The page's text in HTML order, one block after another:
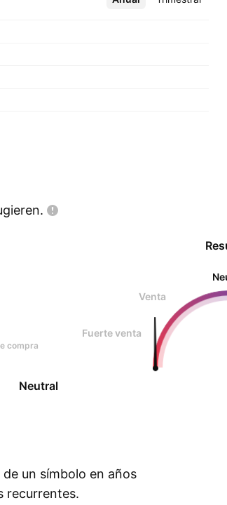
compra
Neutral
Venta
Fuerte venta
un símbolo en años
recurrentes.